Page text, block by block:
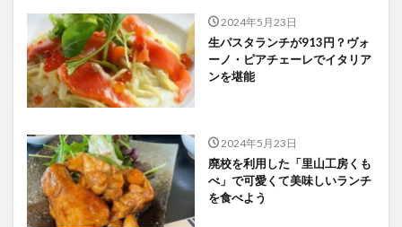
2024年5月23日
生パスタランチが913円？ヴォ
ーノ・ピアチェーレでイタリア
ンを堪能
2024年5月23日
廃校を利用した「里山工房くも
べ」で可愛くて美味しいランチ
を食べよう